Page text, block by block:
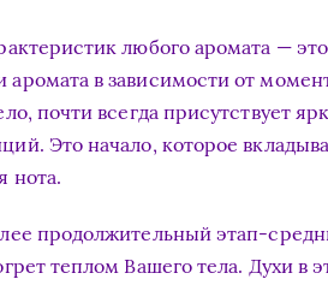
любого аромата —
в зависимости от
почти всегда присутствует
Это начало, которое
нота.
продолжительный этап-
теплом Вашего тела. Духи в